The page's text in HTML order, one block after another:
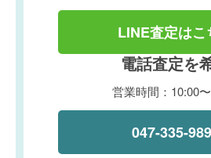
LINE査定はこ
電話査定を
営業時間：10:00
047-335-